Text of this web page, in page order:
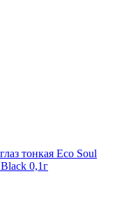
тонкая Eco Soul
0,1г